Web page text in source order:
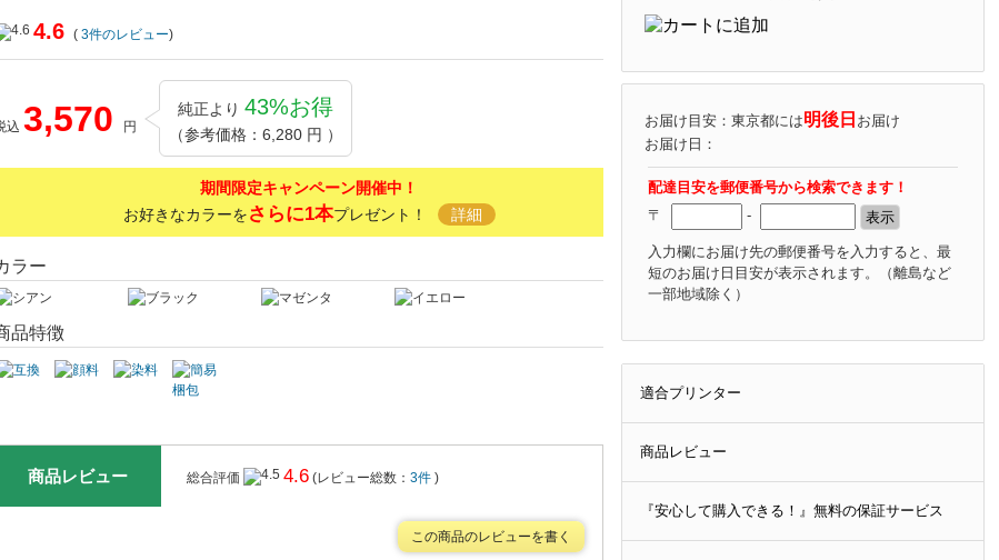
お届け目安：東京都には明後日 お届け
お届け日：
配達目安を郵便番号から検索できます！
〒
-
入力欄にお届け先の郵便番号を入力すると、最
短のお届け日目安が表示されます。
（離島など
一部地域除く）
適合プリンター
商品レビュー
『安心して購入できる！』無料の保証サービス
4.6 ( 3件のレビュー)
込 3,570 円
純正より 43%お得
（参考価格：6,280 円 ）
期間限定キャンペーン開催中！
お好きなカラーをさらに1本プレゼント！ 詳細
キャンペーンの詳細はこちら
ラー
品特徴
商品レビュー 総合評価 4.6 (レビュー総数： 3件 )
この商品のレビューを書く